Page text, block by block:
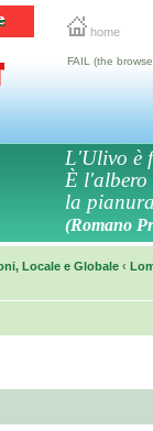
home
FAIL (the
L'Ulivo è
È l'albero
la
(Romano
Locale e Globale ‹